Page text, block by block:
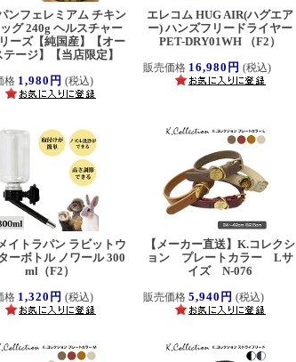
ンフェレミアム チキン
グ 240g ヘルスチャー
ーズ【純国産】【オー
テージ】【当店限定】
格 1,980円 (税込)
エレコム HUG AIR(ハグエア
ー) ハンズフリードライヤー
PET-DRY01WH （F2）
販売価格 16,980円 (税込)
イトラパン ラビットウ
ーボトル ノワール 300
ml（F2）
格 1,320円 (税込)
【メーカー直送】K.コレクシ
ョン プレートカラー Lサ
イズ N-076
販売価格 5,940円 (税込)